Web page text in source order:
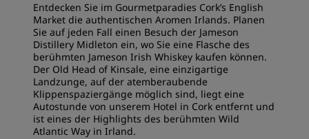
Entdecken Sie im Gourmetparadies Cork’s English
Market die authentischen Aromen Irlands. Planen
Sie auf jeden Fall einen Besuch der Jameson
Distillery Midleton ein, wo Sie eine Flasche des
berühmten Jameson Irish Whiskey kaufen können.
Der Old Head of Kinsale, eine einzigartige
Landzunge, auf der atemberaubende
Klippenspaziergänge möglich sind, liegt eine
Autostunde von unserem Hotel in Cork entfernt und
ist eines der Highlights des berühmten Wild
Atlantic Way in Irland.